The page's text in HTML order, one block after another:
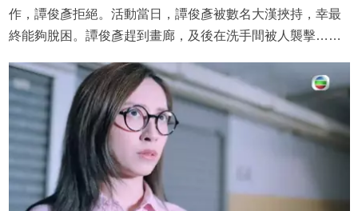
作，譚俊彥拒絕。活動當日，譚俊彥被數名大漢挾持，幸最
終能夠脫困。譚俊彥趕到畫廊，及後在洗手間被人襲擊……